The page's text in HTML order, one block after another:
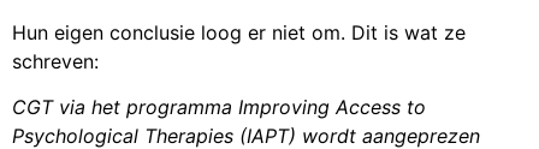
Hun eigen conclusie loog er niet om. Dit is wat ze
schreven:
CGT via het programma Improving Access to
Psychological Therapies (IAPT) wordt aangeprezen